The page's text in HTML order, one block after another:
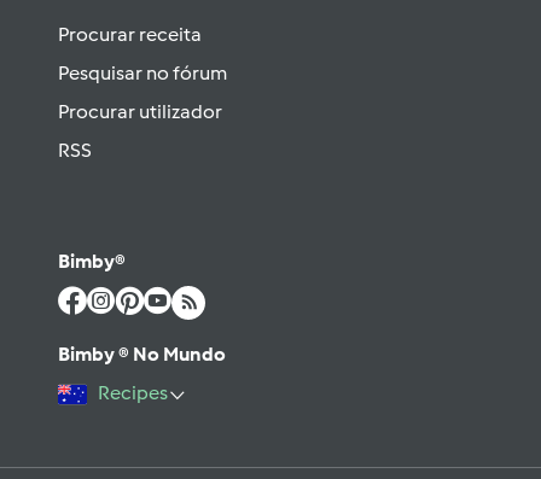
Procurar receita
Pesquisar no fórum
Procurar utilizador
RSS
Bimby®
Bimby ® No Mundo
Recipes